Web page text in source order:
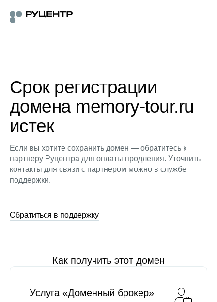
Срок регистрации
домена memory-tour.ru
истек
Если вы хотите сохранить домен — обратитесь к
партнеру Руцентра для оплаты продления. Уточнить
контакты для связи с партнером можно в службе
поддержки.
Обратиться в поддержку
Как получить этот домен
Услуга «Доменный брокер»